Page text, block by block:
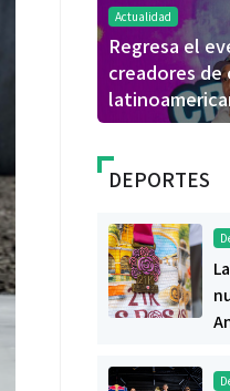
Actualidad
Regresa el
creadores
DEPORTES